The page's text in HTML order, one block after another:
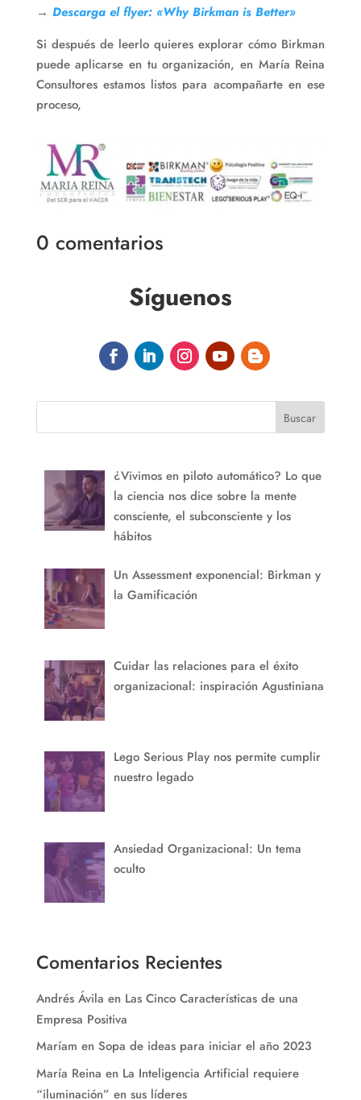
→ Descarga el flyer: «Why Birkman is Better»
Si después de leerlo quieres explorar cómo Birkman
puede aplicarse en tu organización, en María Reina
Consultores estamos listos para acompañarte en ese
proceso,
0 comentarios
Síguenos
Buscar
¿Vivimos en piloto automático? Lo que
la ciencia nos dice sobre la mente
consciente, el subconsciente y los
hábitos
Un Assessment exponencial: Birkman y
la Gamificación
Cuidar las relaciones para el éxito
organizacional: inspiración Agustiniana
Lego Serious Play nos permite cumplir
nuestro legado
Ansiedad Organizacional: Un tema
oculto
Comentarios Recientes
Andrés Ávila en Las Cinco Características de una
Empresa Positiva
Maríam en Sopa de ideas para iniciar el año 2023
María Reina en La Inteligencia Artificial requiere
“iluminación” en sus líderes